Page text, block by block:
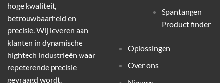
hoge kwaliteit,
betrouwbaarheid en
precisie. Wij leveren aan
klanten in dynamische
hightech industrieën waar
repeterende precisie
gevraagd wordt.
Spantangen
Product finder
Oplossingen
Over ons